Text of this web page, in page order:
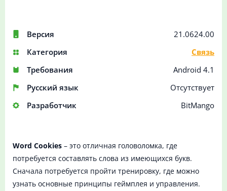
Версия
21.0624.00
Категория
Связь
Требования
Android 4.1
Русский язык
Отсутствует
Разработчик
BitMango
Word Cookies – это отличная головоломка, где
потребуется составлять слова из имеющихся букв.
Сначала потребуется пройти тренировку, где можно
узнать основные принципы геймплея и управления.